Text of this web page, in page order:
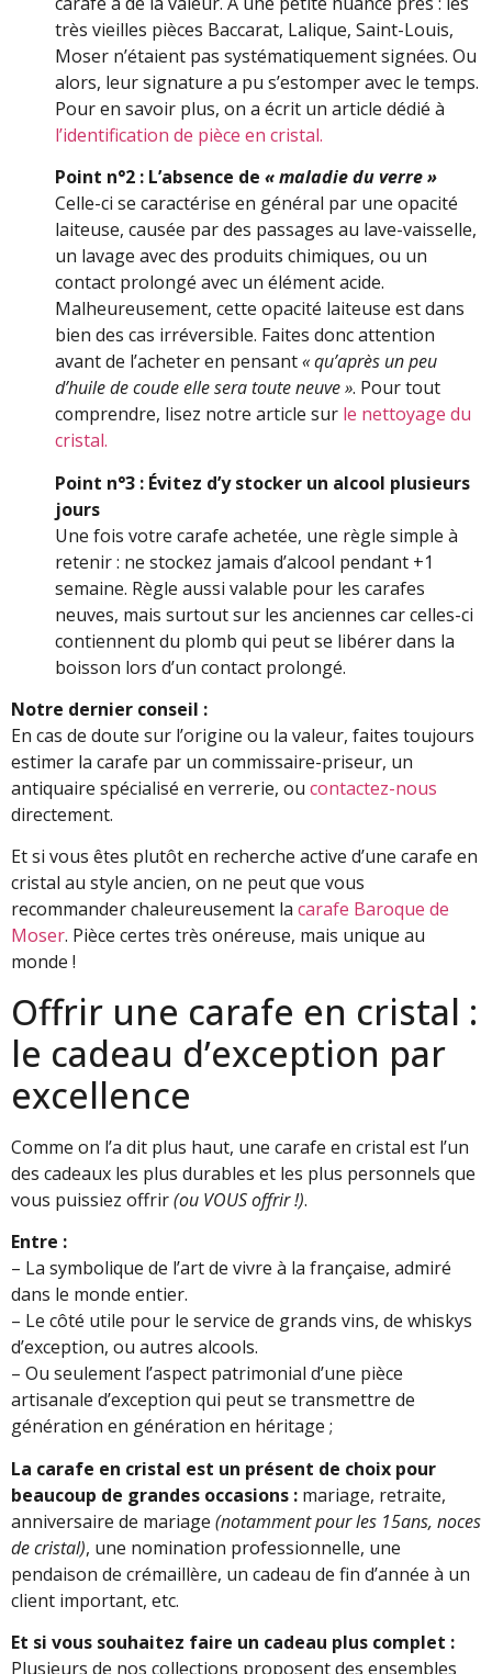
très vieilles pièces Baccarat, Lalique, Saint-Louis,
Moser n’étaient pas systématiquement signées. Ou
alors, leur signature a pu s’estomper avec le temps.
Pour en savoir plus, on a écrit un article dédié à
l’identification de pièce en cristal.
Point n°2 : L’absence de « maladie du verre »
Celle-ci se caractérise en général par une opacité
laiteuse, causée par des passages au lave-vaisselle,
un lavage avec des produits chimiques, ou un
contact prolongé avec un élément acide.
Malheureusement, cette opacité laiteuse est dans
bien des cas irréversible. Faites donc attention
avant de l’acheter en pensant« qu’après un peu
d’huile de coude elle sera toute neuve ». Pour tout
comprendre, lisez notre article sur le nettoyage du
cristal.
Point n°3 : Évitez d’y stocker un alcool plusieurs
jours
Une fois votre carafe achetée, une règle simple à
retenir : ne stockez jamais d’alcool pendant +1
semaine. Règle aussi valable pour les carafes
neuves, mais surtout sur les anciennes car celles-ci
contiennent du plomb qui peut se libérer dans la
boisson lors d’un contact prolongé.
Notre dernier conseil :
En cas de doute sur l’origine ou la valeur, faites toujours
estimer la carafe par un commissaire-priseur, un
antiquaire spécialisé en verrerie, ou contactez-nous
directement.
Et si vous êtes plutôt en recherche active d’une carafe en
cristal au style ancien, on ne peut que vous
recommander chaleureusement la carafe Baroque de
Moser. Pièce certes très onéreuse, mais unique au
monde !
Offrir une carafe en cristal :
le cadeau d’exception par
excellence
Comme on l’a dit plus haut, une carafe en cristal est l’un
des cadeaux les plus durables et les plus personnels que
vous puissiez offrir(ou VOUS offrir !).
Entre :
– La symbolique de l’art de vivre à la française, admiré
dans le monde entier.
– Le côté utile pour le service de grands vins, de whiskys
d’exception, ou autres alcools.
– Ou seulement l’aspect patrimonial d’une pièce
artisanale d’exception qui peut se transmettre de
génération en génération en héritage ;
La carafe en cristal est un présent de choix pour
beaucoup de grandes occasions : mariage, retraite,
anniversaire de mariage (notamment pour les 15ans, noces
de cristal), une nomination professionnelle, une
pendaison de crémaillère, un cadeau de fin d’année à un
client important, etc.
Et si vous souhaitez faire un cadeau plus complet :
Plusieurs de nos collections proposent des ensembles